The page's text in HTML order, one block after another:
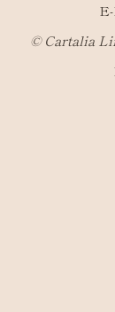
©​ Cartalia